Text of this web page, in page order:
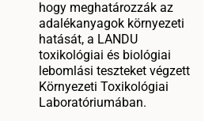
hogy meghatározzák az
adalékanyagok környezeti
hatását, a LANDU
toxikológiai és biológiai
lebomlási teszteket végzett
Környezeti Toxikológiai
Laboratóriumában.